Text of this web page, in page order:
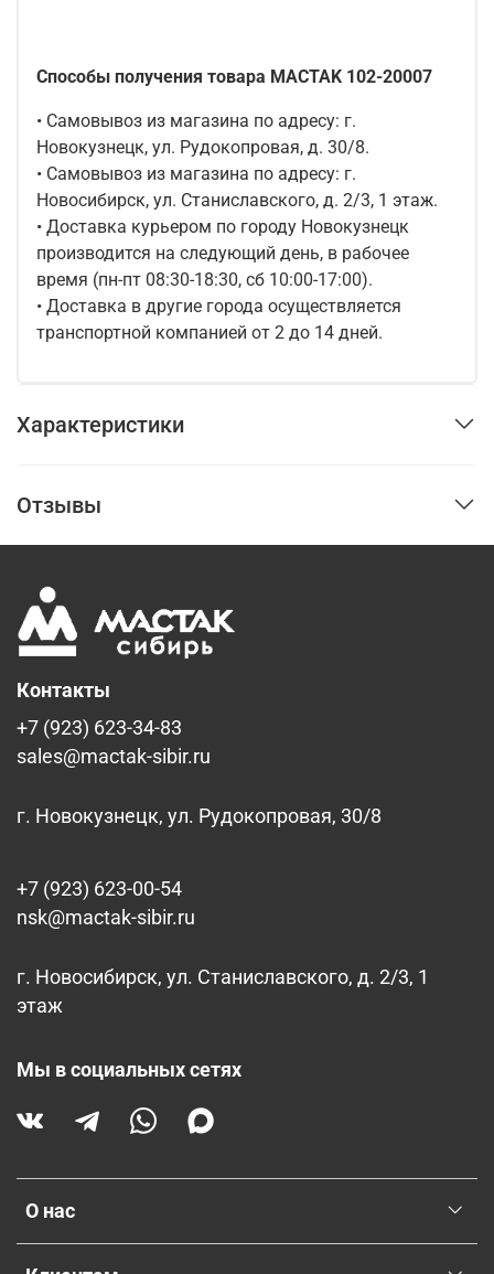
Способы получения товара MACTAK 102-20007
• Самовывоз из магазина по адресу: г.
Новокузнецк, ул. Рудокопровая, д. 30/8.
• Самовывоз из магазина по адресу: г.
Новосибирск, ул. Станиславского, д. 2/3, 1 этаж.
• Доставка курьером по городу Новокузнецк
производится на следующий день, в рабочее
время (пн-пт 08:30-18:30, сб 10:00-17:00).
• Доставка в другие города осуществляется
транспортной компанией от 2 до 14 дней.
Характеристики
Отзывы
О нас
Контакты
+7 (923) 623-34-83
sales@mactak-sibir.ru
г. Новокузнецк, ул. Рудокопровая, 30/8
+7 (923) 623-00-54
nsk@mactak-sibir.ru
г. Новосибирск, ул. Станиславского, д. 2/3, 1
этаж
Мы в социальных сетях